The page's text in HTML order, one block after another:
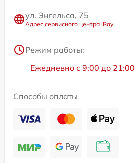
ул. Энгельса, 75
Адрес сервисного центра iRay
Режим работы:
Ежедневно с 9:00 до 21:00
Способы оплаты